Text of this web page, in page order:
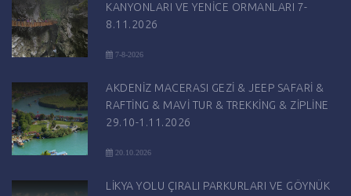
KANYONLARI VE YENİCE ORMANLARI 7-
8.11.2026
7-8-2026
AKDENİZ MACERASI GEZİ & JEEP SAFARİ &
RAFTİNG & MAVİ TUR & TREKKİNG & ZİPLİNE
29.10-1.11.2026
20.10.2026
LİKYA YOLU ÇIRALI PARKURLARI VE GÖYNÜK